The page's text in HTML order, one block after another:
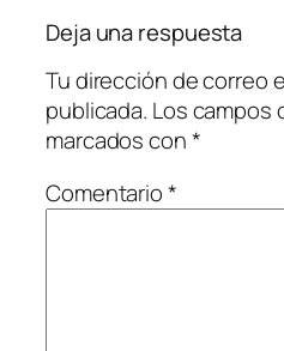
Deja una respuesta
Tu dirección de correo
publicada. Los campos
marcados con*
Comentario*